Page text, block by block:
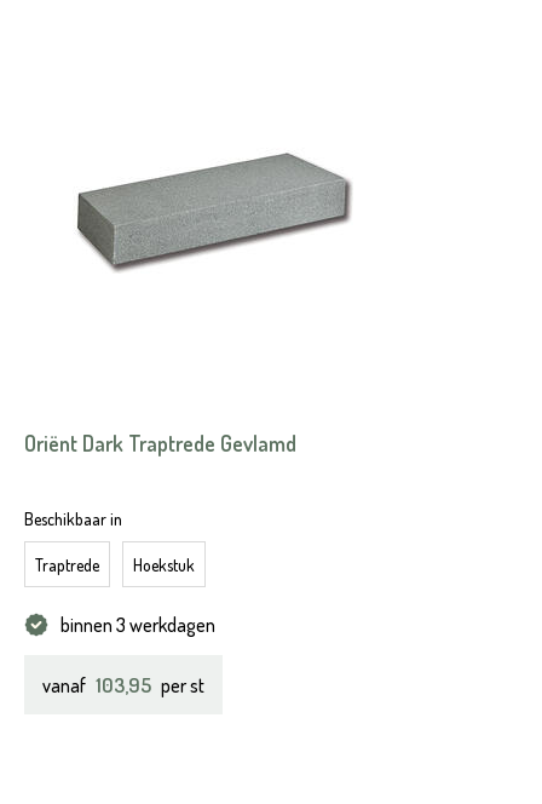
Oriënt Dark Traptrede Gevlamd
Beschikbaar in
Traptrede Hoekstuk
binnen 3 werkdagen
vanaf 103,95 per st